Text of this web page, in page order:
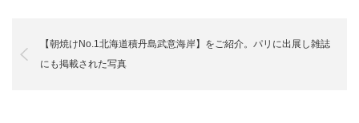
【朝焼けNo.1北海道積丹島武意海岸】をご紹介。パリに出展し雑誌
にも掲載された写真